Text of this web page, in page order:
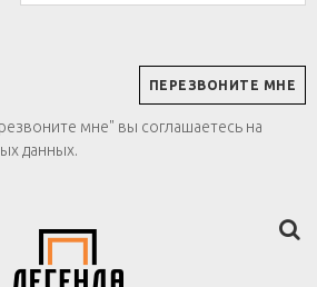
мне" вы соглашаетесь на
данных.